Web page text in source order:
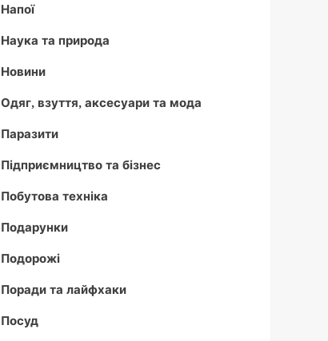
Напої
Наука та природа
Новини
Одяг, взуття, аксесуари та мода
Паразити
Підприємництво та бізнес
Побутова техніка
Подарунки
Подорожі
Поради та лайфхаки
Посуд